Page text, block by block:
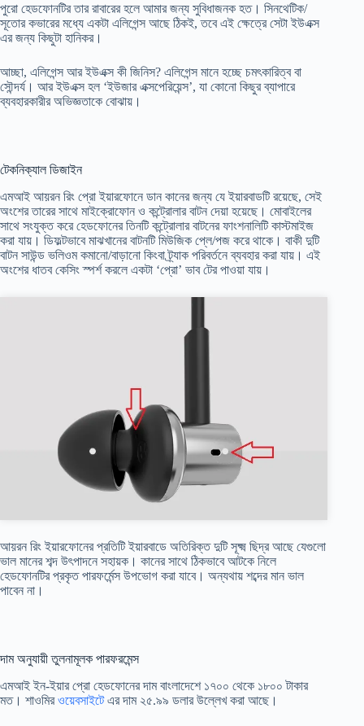
পুরো হেডফোনটির তার রাবারের হলে আমার জন্য সুবিধাজনক হত। সিনথেটিক/
সূতোর কভারের মধ্যে একটা এলিগেন্স আছে ঠিকই, তবে এই ক্ষেত্রে সেটা ইউএক্স
এর জন্য কিছুটা হানিকর।
আচ্ছা, এলিগেন্স আর ইউএক্স কী জিনিস? এলিগেন্স মানে হচ্ছে চমৎকারিত্ব বা
সৌন্দর্য। আর ইউএক্স হল ‘ইউজার এক্সপেরিয়েন্স’, যা কোনো কিছুর ব্যাপারে
ব্যবহারকারীর অভিজ্ঞতাকে বোঝায়।
টেকনিক্যাল ডিজাইন
এমআই আয়রন রিং প্রো ইয়ারফোনে ডান কানের জন্য যে ইয়ারবাডটি রয়েছে, সেই
অংশের তারের সাথে মাইক্রোফোন ও কন্ট্রোলার বাটন দেয়া হয়েছে। মোবাইলের
সাথে সংযুক্ত করে হেডফোনের তিনটি কন্ট্রোলার বাটনের ফাংশনালিটি কাস্টমাইজ
করা যায়। ডিফল্টভাবে মাঝখানের বাটনটি মিউজিক প্লে/পজ করে থাকে। বাকী দুটি
বাটন সাউন্ড ভলিওম কমানো/বাড়ানো কিংবা ট্র্যাক পরিবর্তনে ব্যবহার করা যায়। এই
অংশের ধাতব কেসিং স্পর্শ করলে একটা ‘প্রো’ ভাব টের পাওয়া যায়।
আয়রন রিং ইয়ারফোনের প্রতিটি ইয়ারবাডে অতিরিক্ত দুটি সূক্ষ্ম ছিদ্র আছে যেগুলো
ভাল মানের শব্দ উৎপাদনে সহায়ক। কানের সাথে ঠিকভাবে আটকে নিলে
হেডফোনটির প্রকৃত পারফর্মেন্স উপভোগ করা যাবে। অন্যথায় শব্দের মান ভাল
পাবেন না।
দাম অনুযায়ী তুলনামূলক পারফরমেন্স
এমআই ইন-ইয়ার প্রো হেডফোনের দাম বাংলাদেশে ১৭০০ থেকে ১৮০০ টাকার
মত। শাওমিরওয়েবসাইটেএর দাম ২৫.৯৯ ডলার উল্লেখ করা আছে।